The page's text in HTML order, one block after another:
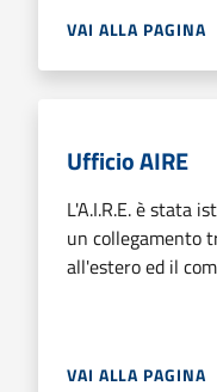
VAI ALLA PAGINA
Ufficio AIRE
L'A.I.R.E. è stata
un collegamento
all'estero ed il
VAI ALLA PAGINA